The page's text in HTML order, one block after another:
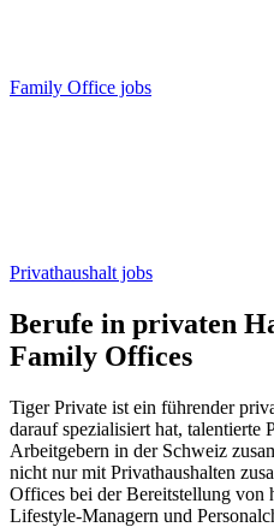
Family Office jobs
Privathaushalt jobs
Berufe in privaten
Family Offices
Tiger Private ist ein führender
darauf spezialisiert hat, talentierte
Arbeitgebern in der Schweiz
nicht nur mit Privathaushalten
Offices bei der Bereitstellung von
Lifestyle-Managern und